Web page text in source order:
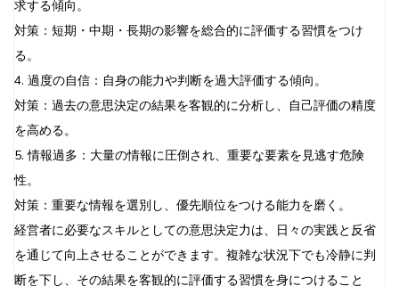
求する傾向。
対策：短期・中期・長期の影響を総合的に評価する習慣をつけ
る。
4. 過度の自信：自身の能力や判断を過大評価する傾向。
対策：過去の意思決定の結果を客観的に分析し、自己評価の精度
を高める。
5. 情報過多：大量の情報に圧倒され、重要な要素を見逃す危険
性。
対策：重要な情報を選別し、優先順位をつける能力を磨く。
経営者に必要なスキルとしての意思決定力は、日々の実践と反省
を通じて向上させることができます。複雑な状況下でも冷静に判
断を下し、その結果を客観的に評価する習慣を身につけること